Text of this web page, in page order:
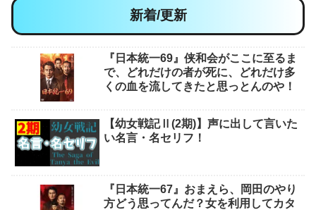
新着/更新
『日本統一69』侠和会がここに至るま
で、どれだけの者が死に、どれだけ多
くの血を流してきたと思っとんのや！
【幼女戦記Ⅱ(2期)】声に出して言いた
い名言・名セリフ！
『日本統一67』おまえら、岡田のやり
方どう思ってんだ？女を利用してカタ